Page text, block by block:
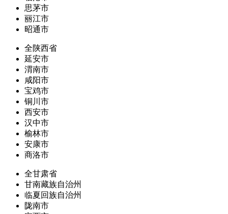
思茅市
丽江市
昭通市
全陕西省
延安市
渭南市
咸阳市
宝鸡市
铜川市
西安市
汉中市
榆林市
安康市
商洛市
全甘肃省
甘南藏族自治州
临夏回族自治州
陇南市